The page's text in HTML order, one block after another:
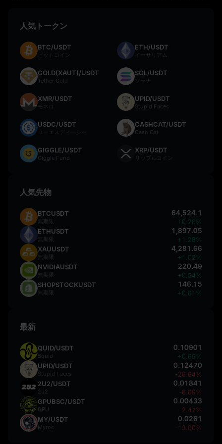
人気トークン
BTC/USDT
ビットコイン
ETH/USDT
イーサリアム
GOLD(XAUT)/USDT
Tether Gold
SOL/USDT
ソラナ
XMR/USDT
モネロ
UPID/USDT
Stupid Faces
USDC/USDT
ユーエスディーシー
CASHCAT/USDT
Cash Cat
GIGGLE/USDT
Giggle Fund
XRP/USDT
リップルコイン
人気先物
BTCUSDT
無期限
64,524.1
+0.26%
ETHUSDT
無期限
1,897.05
+1.28%
XAUUSDT
無期限
4,281.66
+1.02%
NVIDIAUSDT
無期限
220.49
+0.54%
SHOPSTOCKUSDT
無期限
146.15
+0.61%
最新
QUID/USDT
Squid
0.10901
+0.65%
UPID/USDT
Stupid Faces
0.12470
-26.64%
2U2/USDT
2u2
0.01841
-6.69%
GPUBSC/USDT
GPU
0.00433
-2.47%
MY/USDT
Myros
0.0261
-13.00%